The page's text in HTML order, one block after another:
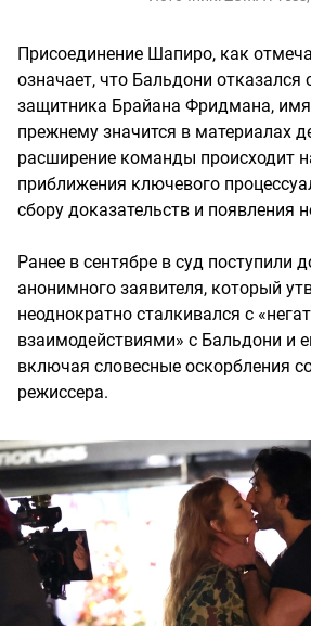
Присоединение Шапиро, как
означает, что Бальдони отказался
защитника Брайана Фридмана, имя
прежнему значится в материалах
расширение команды происходит
приближения ключевого
сбору доказательств и появления
Ранее в сентябре в суд поступили
анонимного заявителя, который
неоднократно сталкивался с
взаимодействиями» с Бальдони и
включая словесные оскорбления
режиссера.